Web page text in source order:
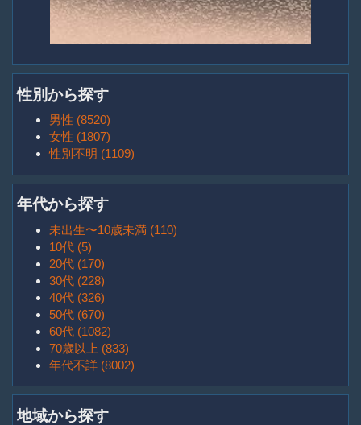
性別から探す
男性 (8520)
女性 (1807)
性別不明 (1109)
年代から探す
未出生〜10歳未満 (110)
10代 (5)
20代 (170)
30代 (228)
40代 (326)
50代 (670)
60代 (1082)
70歳以上 (833)
年代不詳 (8002)
地域から探す